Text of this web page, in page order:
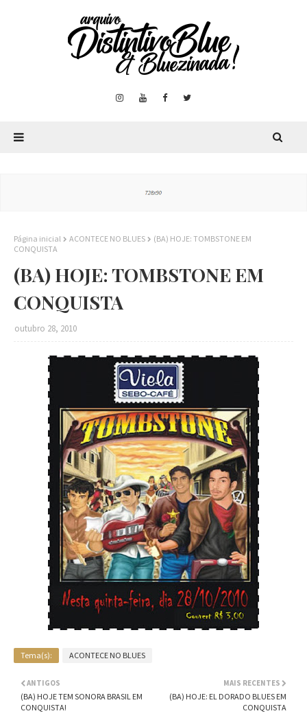
Página inicial ACONTECE NO BLUES
(BA) HOJE: TOMBSTONE EM
CONQUISTA
(BA) HOJE: TOMBSTONE EM
CONQUISTA
outubro 28, 2010
Tema(s): ACONTECE NO BLUES
MAIS RECENTES
(BA) HOJE: EL DORADO BLUES EM
CONQUISTA
ANTIGOS
(BA) HOJE TEM SONORA BRASIL EM
CONQUISTA!